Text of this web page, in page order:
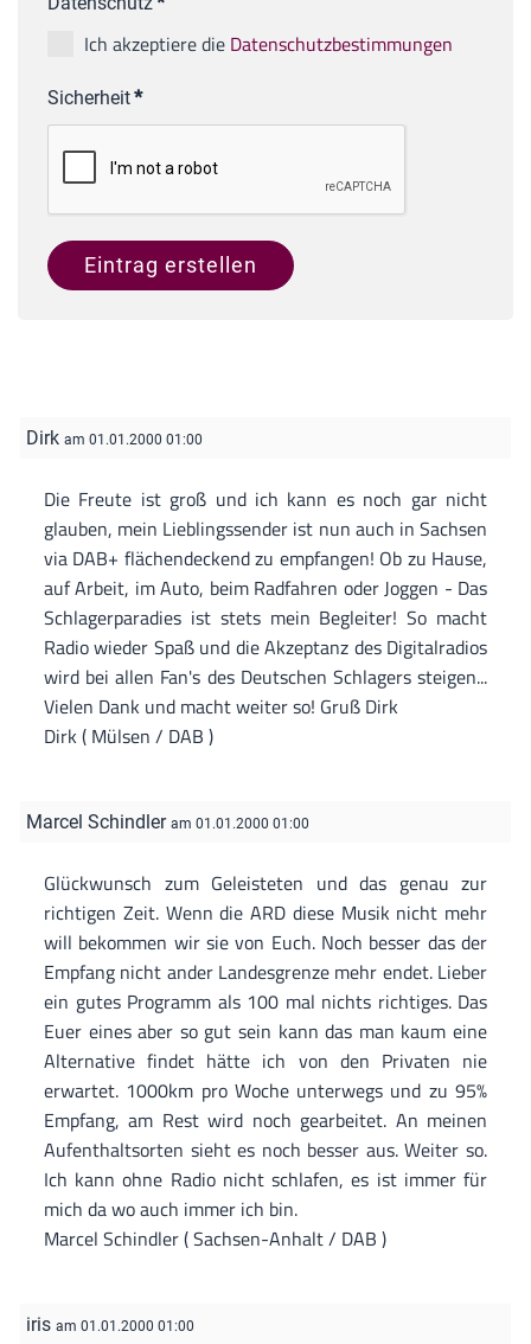
Ich akzeptiere die Datenschutzbestimmungen
Sicherheit*
Eintrag erstellen
Dirk am 01.01.2000 01:00
Die Freute ist groß und ich kann es noch gar nicht
glauben, mein Lieblingssender ist nun auch in Sachsen
via DAB+ flächendeckend zu empfangen! Ob zu Hause,
auf Arbeit, im Auto, beim Radfahren oder Joggen - Das
Schlagerparadies ist stets mein Begleiter! So macht
Radio wieder Spaß und die Akzeptanz des Digitalradios
wird bei allen Fan's des Deutschen Schlagers steigen...
Vielen Dank und macht weiter so! Gruß Dirk
Dirk ( Mülsen / DAB )
Marcel Schindler am 01.01.2000 01:00
Glückwunsch zum Geleisteten und das genau zur
richtigen Zeit. Wenn die ARD diese Musik nicht mehr
will bekommen wir sie von Euch. Noch besser das der
Empfang nicht ander Landesgrenze mehr endet. Lieber
ein gutes Programm als 100 mal nichts richtiges. Das
Euer eines aber so gut sein kann das man kaum eine
Alternative findet hätte ich von den Privaten nie
erwartet. 1000km pro Woche unterwegs und zu 95%
Empfang, am Rest wird noch gearbeitet. An meinen
Aufenthaltsorten sieht es noch besser aus. Weiter so.
Ich kann ohne Radio nicht schlafen, es ist immer für
mich da wo auch immer ich bin.
Marcel Schindler ( Sachsen-Anhalt / DAB )
iris am 01.01.2000 01:00